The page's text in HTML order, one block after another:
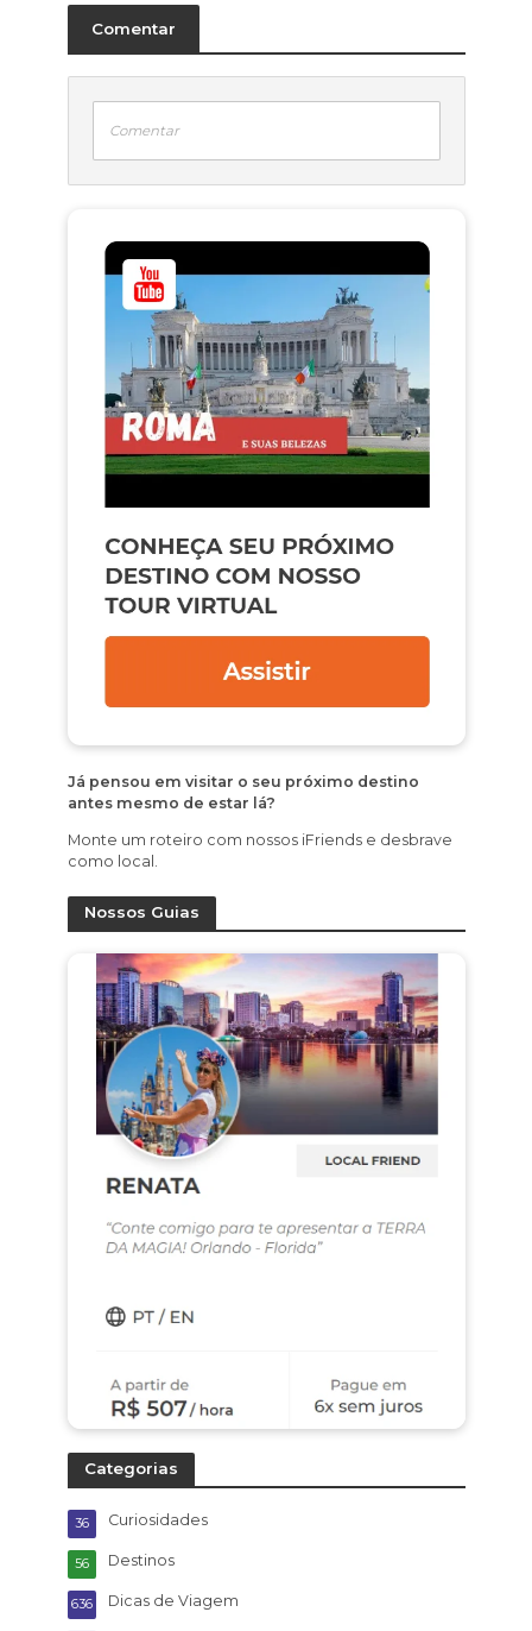
Comentar
Comentar
Já pensou em visitar o seu próximo destino
antes mesmo de estar lá?
Monte um roteiro com nossos iFriends e desbrave
como local.
Nossos Guias
Categorias
Curiosidades
36
Destinos
56
Dicas de Viagem
636